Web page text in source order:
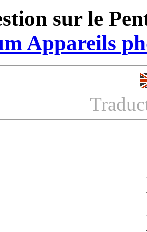
sur le
Appareils